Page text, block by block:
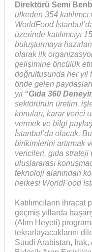
Direktörü Semi
ülkeden 354
WorldFood
üzerinde katılımcıyı
buluşturmaya
olarak ilk
gelişimine öncülük
doğrultusunda her yıl
önde gelen
yıl “Gıda 360
sektörünün üretim,
konuları, karar verici
vermek ve bilgi
İstanbul’da olacak.
birikimlerini artırmak
vericileri, gıda strateji
uluslararası
teknoloji alanından
herkesi WorldFood
Katılımcıların
geçmiş yıllarda
(Alım Heyeti)
tekrarlayacaklarını
Suudi Arabistan,